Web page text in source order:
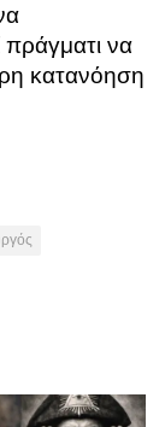
να
κατανόηση